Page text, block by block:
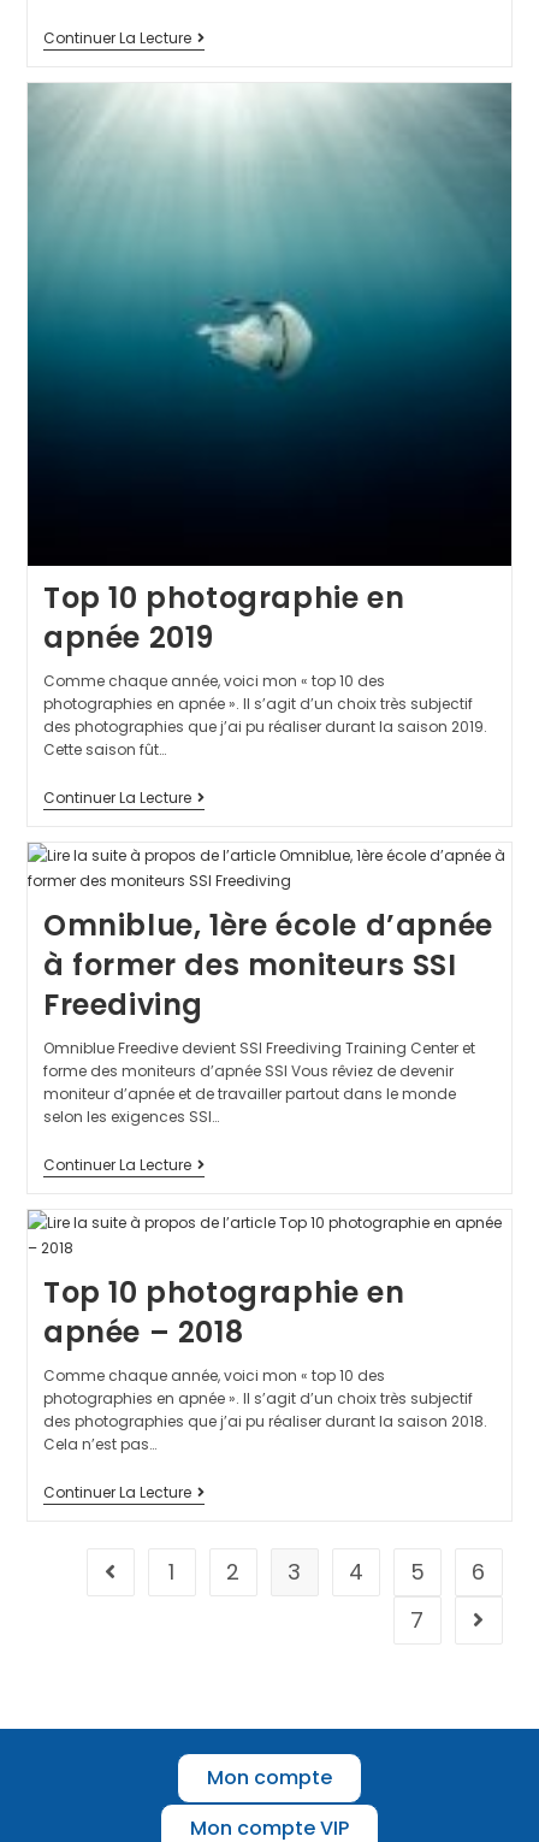
Continuer La Lecture
Top 10 photographie en
apnée 2019
Comme chaque année, voici mon « top 10 des
photographies en apnée ». Il s’agit d’un choix très subjectif
des photographies que j’ai pu réaliser durant la saison 2019.
Cette saison fût…
Continuer La Lecture
Omniblue, 1ère école d’apnée
à former des moniteurs SSI
Freediving
Omniblue Freedive devient SSI Freediving Training Center et
forme des moniteurs d’apnée SSI Vous rêviez de devenir
moniteur d’apnée et de travailler partout dans le monde
selon les exigences SSI…
Continuer La Lecture
Top 10 photographie en
apnée – 2018
Comme chaque année, voici mon « top 10 des
photographies en apnée ». Il s’agit d’un choix très subjectif
des photographies que j’ai pu réaliser durant la saison 2018.
Cela n’est pas…
Continuer La Lecture
1 2 3 4 5
6
7
Mon compte
Mon compte VIP